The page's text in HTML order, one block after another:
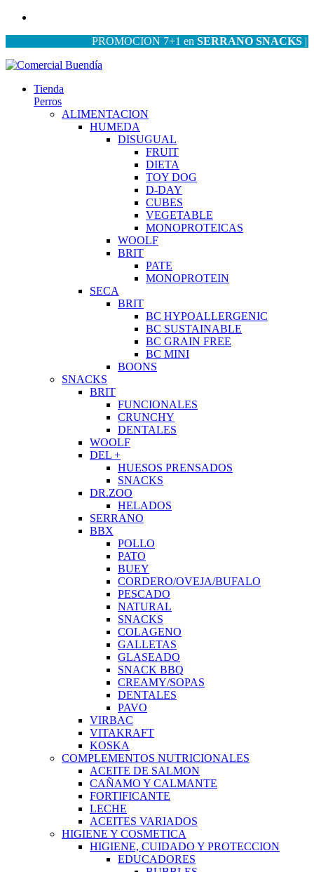
PROMOCION 7+1 enSERRANO SNACKS|
Tienda
Perros
ALIMENTACION
HUMEDA
DISUGUAL
FRUIT
DIETA
TOY DOG
D-DAY
CUBES
VEGETABLE
MONOPROTEICAS
WOOLF
BRIT
PATE
MONOPROTEIN
SECA
BRIT
BC HYPOALLERGENIC
BC SUSTAINABLE
BC GRAIN FREE
BC MINI
BOONS
SNACKS
BRIT
FUNCIONALES
CRUNCHY
DENTALES
WOOLF
DEL +
HUESOS PRENSADOS
SNACKS
DR.ZOO
HELADOS
SERRANO
BBX
POLLO
PATO
BUEY
CORDERO/OVEJA/BUFALO
PESCADO
NATURAL
SNACKS
COLAGENO
GALLETAS
GLASEADO
SNACK BBQ
CREAMY/SOPAS
DENTALES
PAVO
VIRBAC
VITAKRAFT
KOSKA
COMPLEMENTOS NUTRICIONALES
ACEITE DE SALMON
CAÑAMO Y CALMANTE
FORTIFICANTE
LECHE
ACEITES VARIADOS
HIGIENE Y COSMETICA
HIGIENE, CUIDADO Y PROTECCION
EDUCADORES